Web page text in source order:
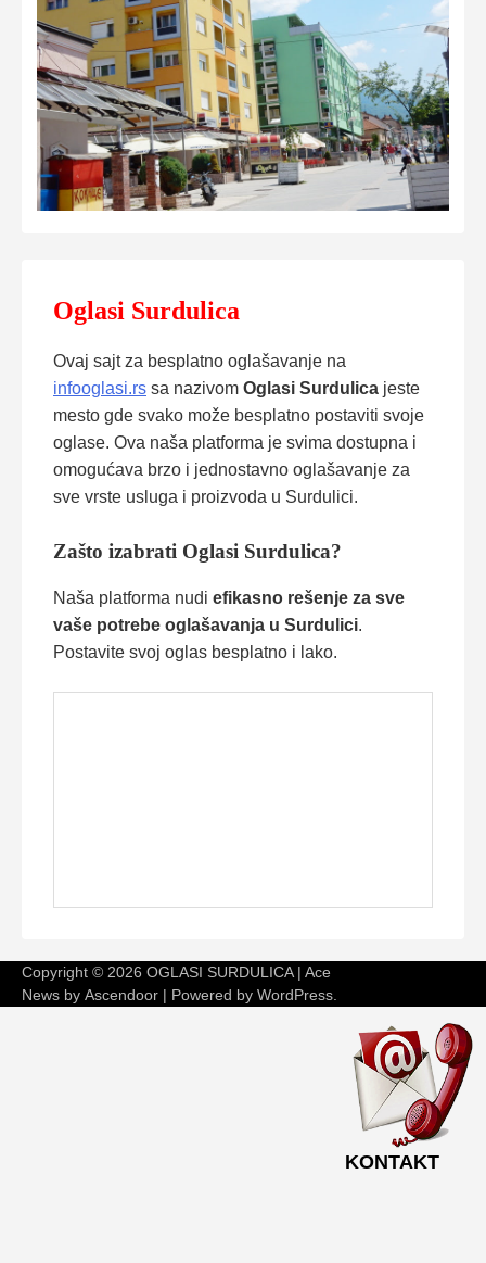
Oglasi Surdulica
Ovaj sajt za besplatno oglašavanje na
infooglasi.rs sa nazivom Oglasi Surdulica jeste
mesto gde svako može besplatno postaviti svoje
oglase. Ova naša platforma je svima dostupna i
omogućava brzo i jednostavno oglašavanje za
sve vrste usluga i proizvoda u Surdulici.
Zašto izabrati Oglasi Surdulica?
Naša platforma nudi efikasno rešenje za sve
vaše potrebe oglašavanja u Surdulici.
Postavite svoj oglas besplatno i lako.
Copyright © 2026 OGLASI SURDULICA| Ace
News by Ascendoor | Powered by WordPress
KONTAKT